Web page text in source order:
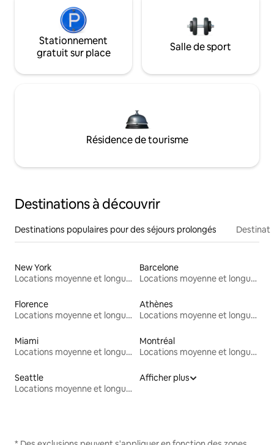
Stationnement
gratuit sur place
Salle de sport
Résidence de tourisme
Destinations à découvrir
Destinations populaires pour des séjours prolongés
New York
Locations moyenne et longue durée
Barcelone
Locations moyenne et longue durée
Florence
Locations moyenne et longue durée
Athènes
Locations moyenne et longue durée
Miami
Locations moyenne et longue durée
Montréal
Locations moyenne et longue durée
Seattle
Locations moyenne et longue durée
Afficher plus